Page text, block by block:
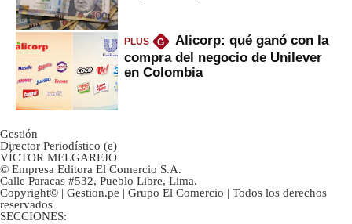
PLUS G
Alicorp: qué ganó con la
compra del negocio de Unilever
en Colombia
Gestión
Director Periodístico (e)
VÍCTOR MELGAREJO
© Empresa Editora El Comercio S.A.
Calle Paracas #532, Pueblo Libre, Lima.
Copyright© | Gestion.pe | Grupo El Comercio | Todos los derechos
reservados
SECCIONES: